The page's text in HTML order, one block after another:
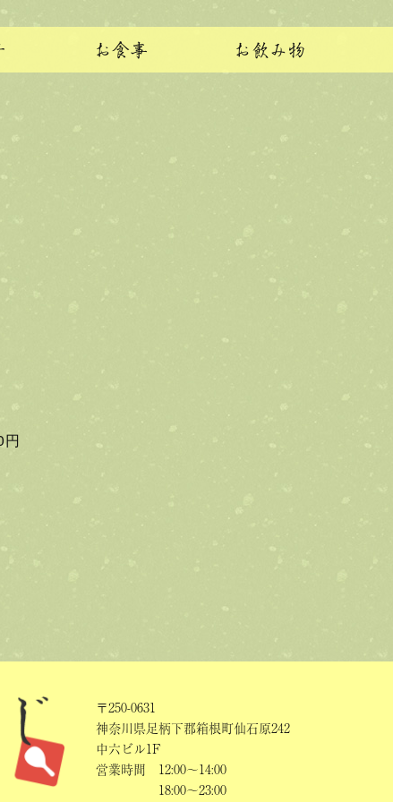
お食事 お飲み物
円
〒250-0631
神奈川県足柄下郡箱根町仙石原242
中六ビル1F
営業時間
12:00～14:00
18:00～23:00